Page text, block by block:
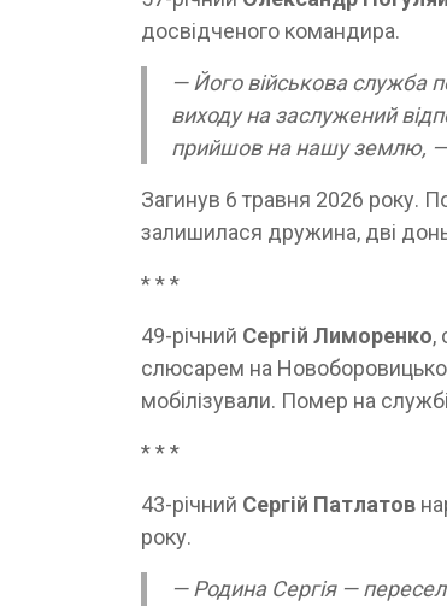
досвідченого командира.
— Його військова служба
виходу на заслужений
прийшов на нашу землю, —
Загинув 6 травня 2026 року.
залишилася дружина, дві
* * *
49-річний Сергій Лиморенко,
слюсарем на
мобілізували. Помер на
* * *
43-річний Сергій Патлатов
року.
— Родина Сергія —